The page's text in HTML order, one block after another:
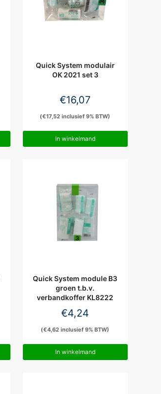
Quick System modulair
OK 2021 set 3
€16,07
(€17,52 inclusief 9% BTW)
In winkelmand
Quick System module B3
groen t.b.v.
verbandkoffer KL8222
€4,24
(€4,62 inclusief 9% BTW)
In winkelmand